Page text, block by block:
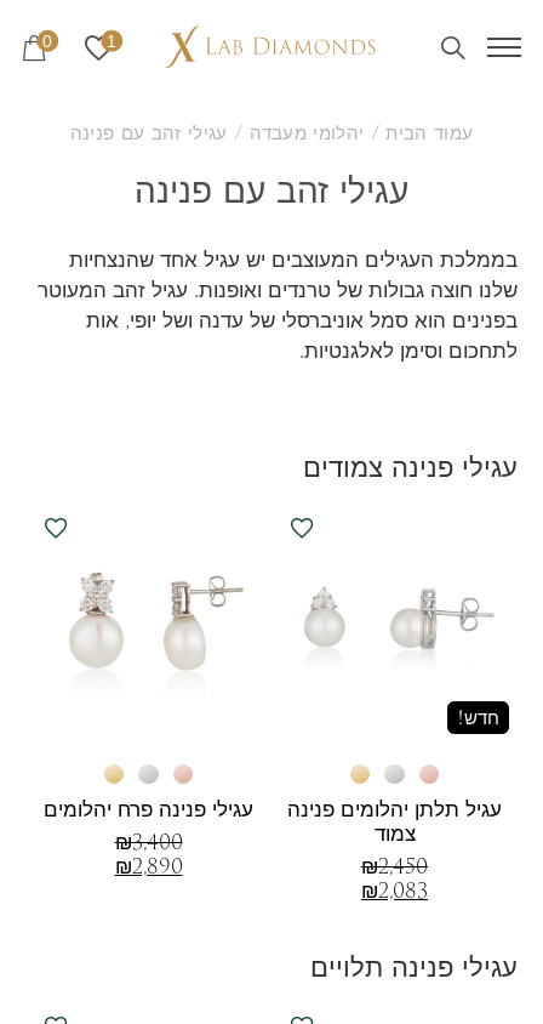
1
0
עמוד הבית/ יהלומי מעבדה / עגילי זהב עם פנינה
עגילי זהב עם פנינה
בממלכת העגילים המעוצבים יש עגיל אחד שהנצחיות
שלנו חוצה גבולות של טרנדים ואופנות. עגיל זהב המעוטר
בפנינים הוא סמל אוניברסלי של עדנה ושל יופי, אות
לתחכום וסימן לאלגנטיות.
עגילי פנינה צמודים
חדש!
עגיל תלתן יהלומים פנינה
צמוד
₪2,450
₪2,083
עגילי פנינה פרח יהלומים
₪3,400
₪2,890
עגילי פנינה תלויים